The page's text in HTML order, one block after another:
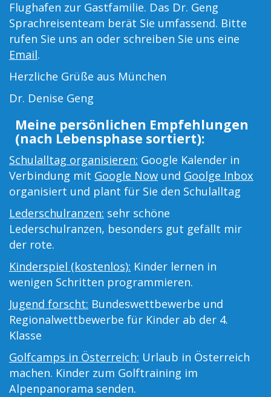
Flughafen zur Gastfamilie. Das Dr. Geng
Sprachreisenteam berät Sie umfassend. Bitte
rufen Sie uns an oder schreiben Sie uns eine
Email.
Herzliche Grüße aus München
Dr. Denise Geng
Meine persönlichen Empfehlungen
(nach Lebensphase sortiert):
Schulalltag organisieren: Google Kalender in
Verbindung mit Google Now und Goolge Inbox
organisiert und plant für Sie den Schulalltag
Lederschulranzen: sehr schöne
Lederschulranzen, besonders gut gefällt mir
der rote.
Kinderspiel (kostenlos): Kinder lernen in
wenigen Schritten programmieren.
Jugend forscht: Bundeswettbewerbe und
Regionalwettbewerbe für Kinder ab der 4.
Klasse
Golfcamps in Österreich: Urlaub in Österreich
machen. Kinder zum Golftraining im
Alpenpanorama senden.